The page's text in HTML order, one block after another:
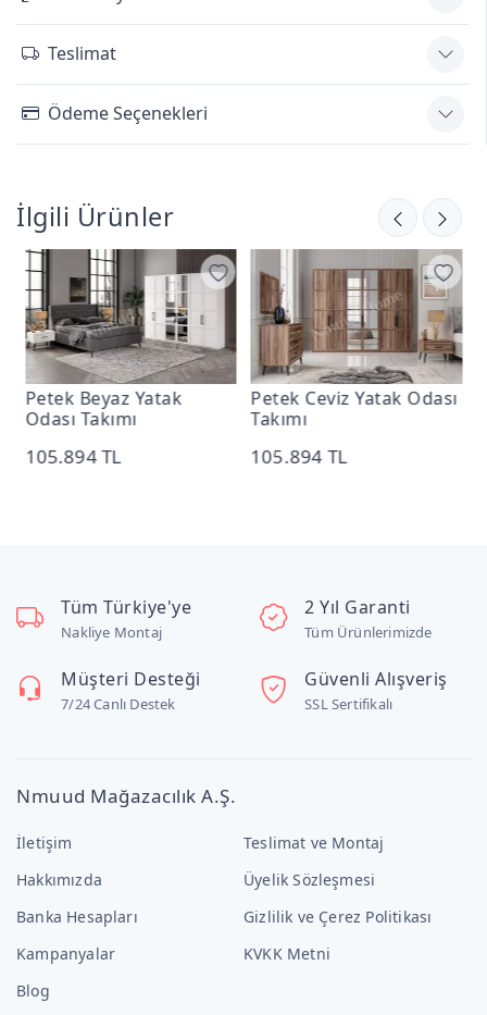
Teslimat
Ödeme Seçenekleri
İlgili Ürünler
Petek Ceviz Yatak Odası
Takımı
105.894 TL
Petek Antrasit Yatak
Odası Takımı
105.894 TL
Tüm Türkiye'ye
Nakliye Montaj
2 Yıl Garanti
Tüm Ürünlerimizde
Müşteri Desteği
7/24 Canlı Destek
Güvenli Alışveriş
SSL Sertifikalı
Nmuud Mağazacılık A.Ş.
İletişim
Hakkımızda
Banka Hesapları
Kampanyalar
Blog
Teslimat ve Montaj
Üyelik Sözleşmesi
Gizlilik ve Çerez Politikası
KVKK Metni